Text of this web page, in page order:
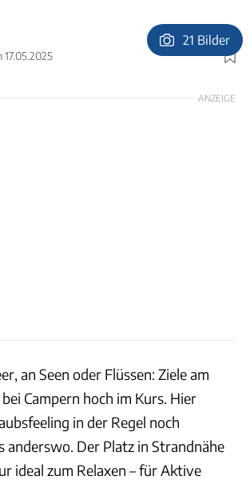
Foto: Ingolf Pompe
21 Bilder
ANZEIGE
an Seen oder Flüssen: Ziele am
Campern hoch im Kurs. Hier
in der Regel noch
anderswo. Der Platz in Strandnähe
ideal zum Relaxen – für Aktive